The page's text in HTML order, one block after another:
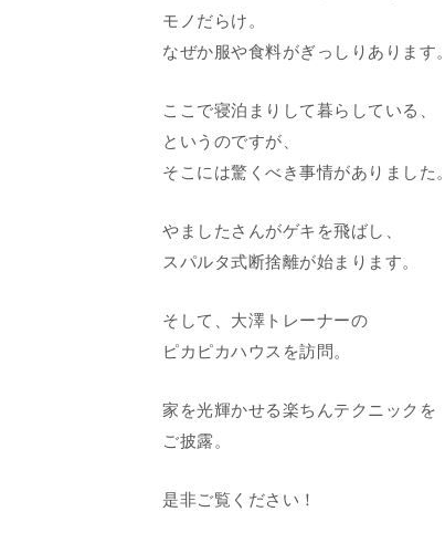
モノだらけ。
なぜか服や食料がぎっしりあります。
ここで寝泊まりして暮らしている、
というのですが、
そこには驚くべき事情がありました。
やましたさんがゲキを飛ばし、
スパルタ式断捨離が始まります。
そして、大澤トレーナーの
ピカピカハウスを訪問。
家を光輝かせる楽ちんテクニックを
ご披露。
是非ご覧ください！